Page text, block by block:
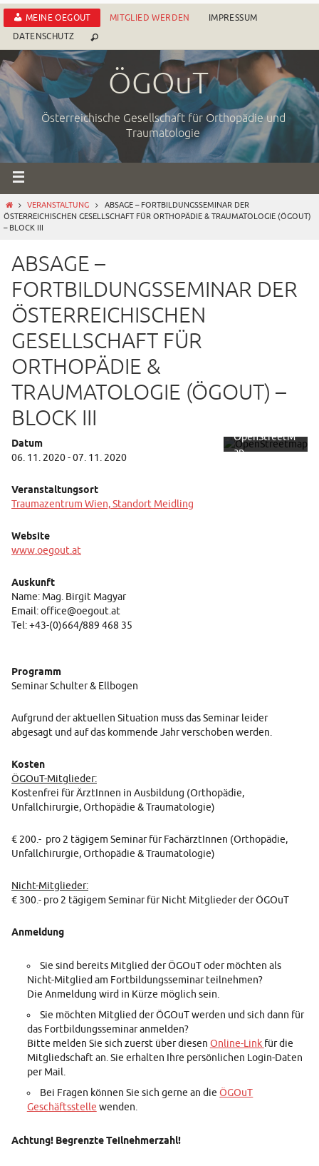
Zum
Inhalt
springen
MEINE OEGOUT MITGLIED WERDEN
IMPRESSUM
DATENSCHUTZ
ÖGOuT
Österreichische Gesellschaft für Orthopädie und
Traumatologie
STARTVERANSTALTUNG
ABSAGE – FORTBILDUNGSSEMINAR DER
ÖSTERREICHISCHEN GESELLSCHAFT FÜR ORTHOPÄDIE & TRAUMATOLOGIE (ÖGOUT)
– BLOCK III
ABSAGE –
FORTBILDUNGSSEMINAR DER
ÖSTERREICHISCHEN
GESELLSCHAFT FÜR
ORTHOPÄDIE &
TRAUMATOLOGIE (ÖGOUT) –
BLOCK III
Sie die
Datenschutze
OpenStreetM
ap
Datum
06. 11. 2020 - 07. 11. 2020
Veranstaltungsort
Traumazentrum Wien, Standort Meidling
Website
www.oegout.at
Auskunft
Name: Mag. Birgit Magyar
Email: office@oegout.at
Tel: +43-(0)664/889 468 35
Programm
Seminar Schulter & Ellbogen
Aufgrund der aktuellen Situation muss das Seminar leider
abgesagt und auf das kommende Jahr verschoben werden.
Kosten
ÖGOuT-Mitglieder:
Kostenfrei für ÄrztInnen in Ausbildung (Orthopädie,
Unfallchirurgie, Orthopädie & Traumatologie)
€ 200.- pro 2 tägigem Seminar für FachärztInnen (Orthopädie,
Unfallchirurgie, Orthopädie & Traumatologie)
Nicht-Mitglieder:
€ 300.- pro 2 tägigem Seminar für Nicht Mitglieder der ÖGOuT
Anmeldung
Sie sind bereits Mitglied der ÖGOuT oder möchten als
Nicht-Mitglied am Fortbildungsseminar teilnehmen?
Die Anmeldung wird in Kürze möglich sein.
Sie möchten Mitglied der ÖGOuT werden und sich dann für
das Fortbildungsseminar anmelden?
Bitte melden Sie sich zuerst über diesen Online-Link für die
Mitgliedschaft an. Sie erhalten Ihre persönlichen Login-Daten
per Mail.
Bei Fragen können Sie sich gerne an dieÖGOuT
Geschäftsstelle wenden.
Achtung! Begrenzte Teilnehmerzahl!